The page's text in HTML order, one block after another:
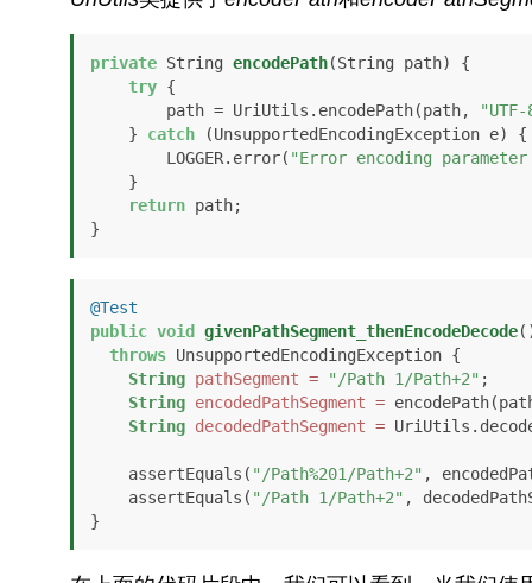
private String encodePath(String path)
{
try {
        path = UriUtils.encodePath(path,
    }
catch (UnsupportedEncodingException e) {
        LOGGER.error(
"Error encoding
return path;
}
@Test
public void givenPathSegment_thenEncodeDecode
throws UnsupportedEncodingException {
String pathSegment = "/Path 1/Path+2" ;
String encodedPathSegment =
String decodedPathSegment =
    assertEquals(
"/Path%201/Path+2" ,
    assertEquals(
"/Path 1/Path+2" ,
}